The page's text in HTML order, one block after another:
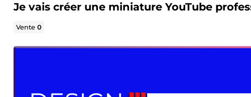
Je vais créer une miniature YouTube
Vente0